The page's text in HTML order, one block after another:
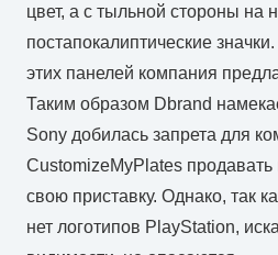
цвет, а с тыльной стороны на
постапокалиптические
этих панелей компания
Таким образом Dbrand
Sony добилась запрета для
CustomizeMyPlates
свою приставку. Однако, так
нет логотипов PlayStation,